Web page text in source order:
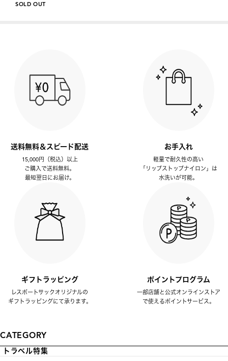
SOLD OUT
送料無料＆スピード配送
15,000円（税込）以上
ご購入で送料無料。
最短翌日にお届け。
お手入れ
軽量で耐久性の高い
「リップストップナイロン」は
水洗いが可能。
ギフトラッピング
レスポートサックオリジナルの
ギフトラッピングにて承ります。
ポイントプログラム
一部店舗と公式オンラインストア
で使えるポイントサービス。
CATEGORY
トラベル特集